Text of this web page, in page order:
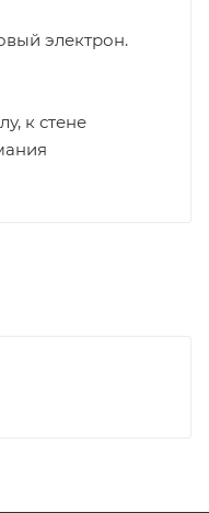
электрон.
к стене